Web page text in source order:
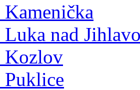
Luka nad
Kozlov
Puklice